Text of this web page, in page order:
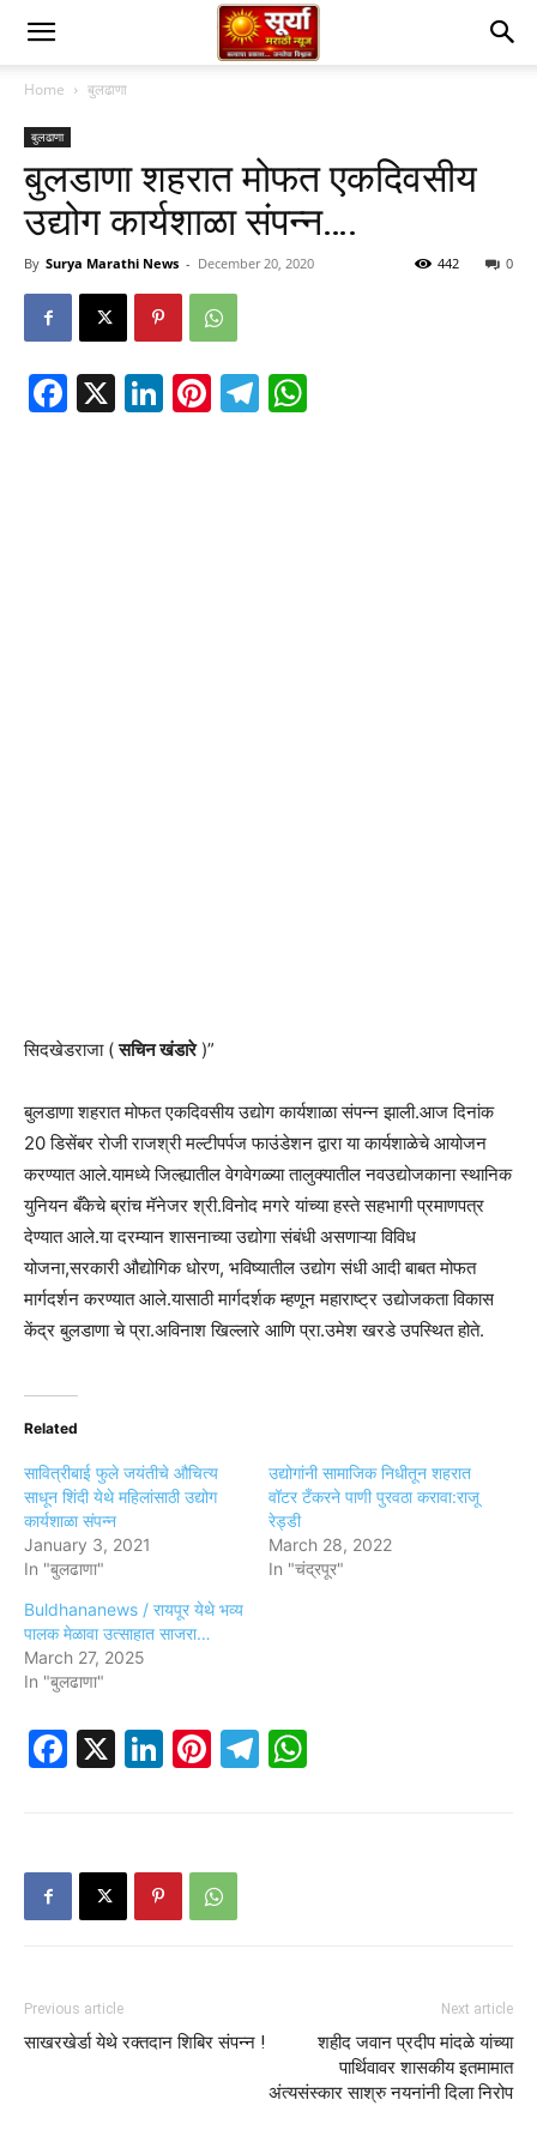
Home बुलढाणा
बुलढाणा
बुलडाणा शहरात मोफत एकदिवसीय
उद्योग कार्यशाळा संपन्न….
By Surya Marathi News - December 20, 2020 0
442
Facebook
X LinkedIn
Pinterest
Telegram
सिदखेडराजा (सचिन खंडारे)”
बुलडाणा शहरात मोफत एकदिवसीय उद्योग कार्यशाळा संपन्न झाली.आज दिनांक
20 डिसेंबर रोजी राजश्री मल्टीपर्पज फाउंडेशन द्वारा या कार्यशाळेचे आयोजन
करण्यात आले.यामध्ये जिल्ह्यातील वेगवेगळ्या तालुक्यातील नवउद्योजकाना स्थानिक
युनियन बँकेचे ब्रांच मॅनेजर श्री.विनोद मगरे यांच्या हस्ते सहभागी प्रमाणपत्र
देण्यात आले.या दरम्यान शासनाच्या उद्योगा संबंधी असणाऱ्या विविध
योजना,सरकारी औद्योगिक धोरण, भविष्यातील उद्योग संधी आदी बाबत मोफत
मार्गदर्शन करण्यात आले.यासाठी मार्गदर्शक म्हणून महाराष्ट्र उद्योजकता विकास
केंद्र बुलडाणा चे प्रा.अविनाश खिल्लारे आणि प्रा.उमेश खरडे उपस्थित होते.
Related
सावित्रीबाई फुले जयंतीचे औचित्य
साधून शिंदी येथे महिलांसाठी उद्योग
कार्यशाळा संपन्न
January 3, 2021
In "बुलढाणा"
उद्योगांनी सामाजिक निधीतून शहरात
वॉटर टँकरने पाणी पुरवठा करावा:राजू
रेड्डी
March 28, 2022
In "चंद्रपूर"
Buldhananews / रायपूर येथे भव्य
पालक मेळावा उत्साहात साजरा…
March 27, 2025
In "बुलढाणा"
Facebook
X LinkedIn
Pinterest
Telegram
Previous article
साखरखेर्डा येथे रक्तदान शिबिर संपन्न !
Next article
शहीद जवान प्रदीप मांदळे यांच्या
पार्थिवावर शासकीय इतमामात
अंत्यसंस्कार साश्रु नयनांनी दिला निरोप